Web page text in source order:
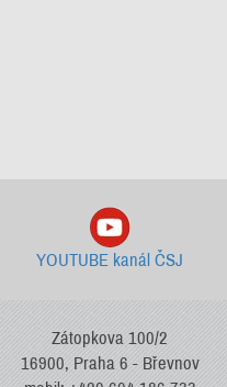
YOUTUBE kanál ČSJ
Zátopkova 100/2
16900, Praha 6 - Břevnov